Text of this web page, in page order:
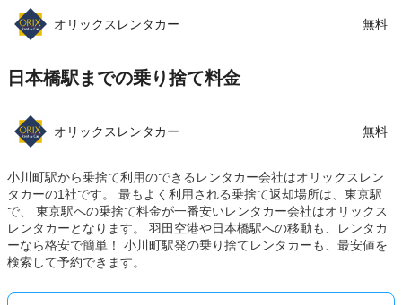
オリックスレンタカー 無料
日本橋駅までの乗り捨て料金
オリックスレンタカー 無料
小川町駅から乗捨て利用のできるレンタカー会社はオリックスレン
タカーの1社です。 最もよく利用される乗捨て返却場所は、東京駅
で、 東京駅への乗捨て料金が一番安いレンタカー会社はオリックス
レンタカーとなります。 羽田空港や日本橋駅への移動も、レンタカ
ーなら格安で簡単！ 小川町駅発の乗り捨てレンタカーも、最安値を
検索して予約できます。